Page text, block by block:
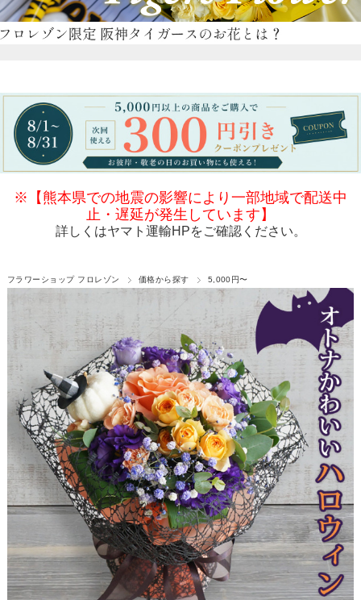
※【熊本県での地震の影響により一部地域で配送中
止・遅延が発生しています】
詳しくはヤマト運輸HPをご確認ください。
フラワーショップ フロレゾン 価格から探す 5,000円〜